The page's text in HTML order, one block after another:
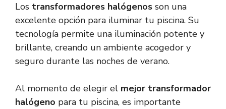
Los transformadores halógenos son una
excelente opción para iluminar tu piscina. Su
tecnología permite una iluminación potente y
brillante, creando un ambiente acogedor y
seguro durante las noches de verano.
Al momento de elegir el mejor transformador
halógeno para tu piscina, es importante